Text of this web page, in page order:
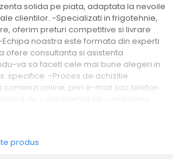
solida pe piata, adaptata la nevoile
clientilor. -Specializati in frigotehnie,
oferim preturi competitive si livrare
noastra este formata din experti
ofere consultanta si asistenta
va sa faceti cele mai bune alegeri in
specifice. -Proces de achizitie
online, prin e-mail sau telefon
produs